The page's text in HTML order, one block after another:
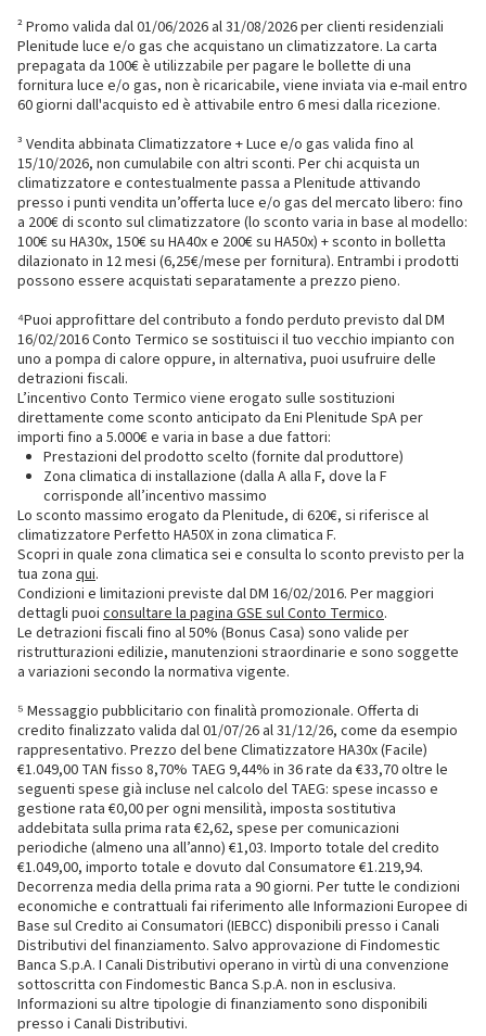
² Promo valida dal 01/06/2026 al 31/08/2026 per clienti residenziali
Plenitude luce e/o gas che acquistano un climatizzatore. La carta
prepagata da 100€ è utilizzabile per pagare le bollette di una
fornitura luce e/o gas, non è ricaricabile, viene inviata via e-mail entro
60 giorni dall'acquisto ed è attivabile entro 6 mesi dalla ricezione.
³ Vendita abbinata Climatizzatore + Luce e/o gas valida fino al
15/10/2026, non cumulabile con altri sconti. Per chi acquista un
climatizzatore e contestualmente passa a Plenitude attivando
presso i punti vendita un’offerta luce e/o gas del mercato libero: fino
a 200€ di sconto sul climatizzatore (lo sconto varia in base al modello:
100€ su HA30x, 150€ su HA40x e 200€ su HA50x) + sconto in bolletta
dilazionato in 12 mesi (6,25€/mese per fornitura). Entrambi i prodotti
possono essere acquistati separatamente a prezzo pieno.
⁴Puoi approfittare del contributo a fondo perduto previsto dal DM
16/02/2016 Conto Termico se sostituisci il tuo vecchio impianto con
uno a pompa di calore oppure, in alternativa, puoi usufruire delle
detrazioni fiscali.
L’incentivo Conto Termico viene erogato sulle sostituzioni
direttamente come sconto anticipato da Eni Plenitude SpA per
importi fino a 5.000€ e varia in base a due fattori:
Prestazioni del prodotto scelto (fornite dal produttore)
Zona climatica di installazione (dalla A alla F, dove la F
corrisponde all’incentivo massimo
Lo sconto massimo erogato da Plenitude, di 620€, si riferisce al
climatizzatore Perfetto HA50X in zona climatica F.
Scopri in quale zona climatica sei e consulta lo sconto previsto per la
tua zona qui.
Condizioni e limitazioni previste dal DM 16/02/2016. Per maggiori
dettagli puoi consultare la pagina GSE sul Conto Termico.
Le detrazioni fiscali fino al 50% (Bonus Casa) sono valide per
ristrutturazioni edilizie, manutenzioni straordinarie e sono soggette
a variazioni secondo la normativa vigente.
⁵ Messaggio pubblicitario con finalità promozionale. Offerta di
credito finalizzato valida dal 01/07/26 al 31/12/26, come da esempio
rappresentativo. Prezzo del bene Climatizzatore HA30x (Facile)
€1.049,00 TAN fisso 8,70% TAEG 9,44% in 36 rate da €33,70 oltre le
seguenti spese già incluse nel calcolo del TAEG: spese incasso e
gestione rata €0,00 per ogni mensilità, imposta sostitutiva
addebitata sulla prima rata €2,62, spese per comunicazioni
periodiche (almeno una all’anno) €1,03. Importo totale del credito
€1.049,00, importo totale e dovuto dal Consumatore €1.219,94.
Decorrenza media della prima rata a 90 giorni. Per tutte le condizioni
economiche e contrattuali fai riferimento alle Informazioni Europee di
Base sul Credito ai Consumatori (IEBCC) disponibili presso i Canali
Distributivi del finanziamento. Salvo approvazione di Findomestic
Banca S.p.A. I Canali Distributivi operano in virtù di una convenzione
sottoscritta con Findomestic Banca S.p.A. non in esclusiva.
Informazioni su altre tipologie di finanziamento sono disponibili
presso i Canali Distributivi.